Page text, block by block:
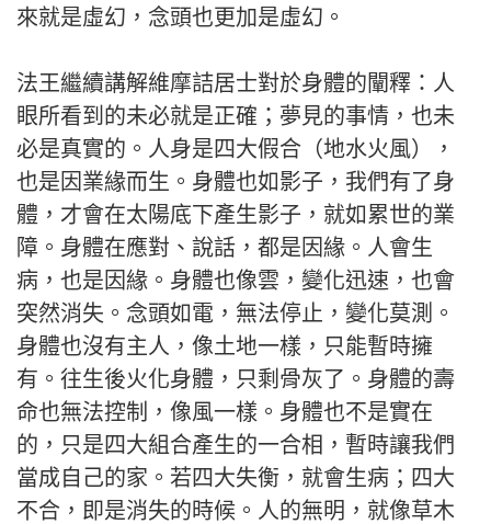
來就是虛幻，念頭也更加是虛幻。
法王繼續講解維摩詰居士對於身體的闡釋：人
眼所看到的未必就是正確；夢見的事情，也未
必是真實的。人身是四大假合（地水火風），
也是因業緣而生。身體也如影子，我們有了身
體，才會在太陽底下產生影子，就如累世的業
障。身體在應對、說話，都是因緣。人會生
病，也是因緣。身體也像雲，變化迅速，也會
突然消失。念頭如電，無法停止，變化莫測。
身體也沒有主人，像土地一樣，只能暫時擁
有。往生後火化身體，只剩骨灰了。身體的壽
命也無法控制，像風一樣。身體也不是實在
的，只是四大組合產生的一合相，暫時讓我們
當成自己的家。若四大失衡，就會生病；四大
不合，即是消失的時候。人的無明，就像草木